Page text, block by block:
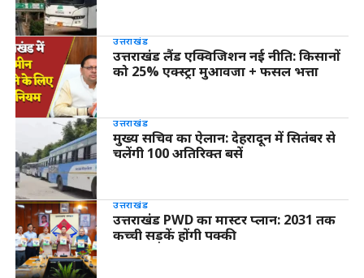
उत्तराखंड
उत्तराखंड लैंड एक्विजिशन नई नीति: किसानों
को 25% एक्स्ट्रा मुआवजा + फसल भत्ता
उत्तराखंड
मुख्य सचिव का ऐलान: देहरादून में सितंबर से
चलेंगी 100 अतिरिक्त बसें
उत्तराखंड
उत्तराखंड PWD का मास्टर प्लान: 2031 तक
कच्ची सड़कें होंगी पक्की